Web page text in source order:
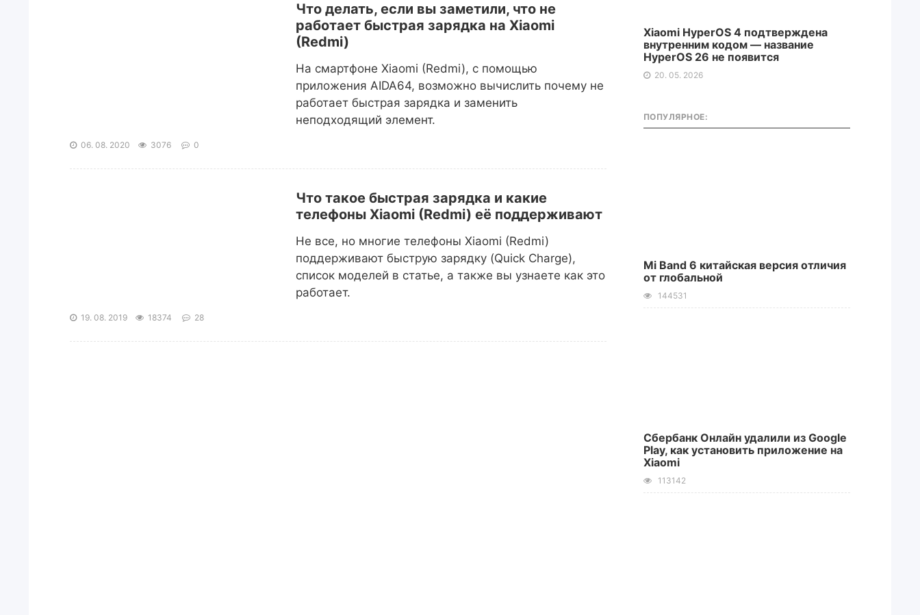
Что делать, если вы заметили, что не
работает быстрая зарядка на Xiaomi
(Redmi)
На смартфоне Xiaomi (Redmi), с помощью
приложения AIDA64, возможно вычислить почему не
работает быстрая зарядка и заменить
неподходящий элемент.
06. 08. 2020 3076 0
Что такое быстрая зарядка и какие
телефоны Xiaomi (Redmi) её поддерживают
Не все, но многие телефоны Xiaomi (Redmi)
поддерживают быструю зарядку (Quick Charge),
список моделей в статье, а также вы узнаете как это
работает.
19. 08. 2019 18374 28
Xiaomi HyperOS 4 подтверждена
внутренним кодом — название
HyperOS 26 не появится
20. 05. 2026
ПОПУЛЯРНОЕ:
Mi Band 6 китайская версия отличия
от глобальной
144531
Сбербанк Онлайн удалили из Google
Play, как установить приложение на
Xiaomi
113142